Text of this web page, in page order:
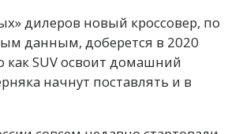
дилеров новый кроссовер, по
данным, доберется в 2020
как SUV освоит домашний
начнут поставлять и в